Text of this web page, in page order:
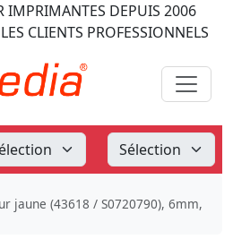
IMPRIMANTES DEPUIS 2006
CLIENTS PROFESSIONNELS
jaune (43618 / S0720790), 6mm,